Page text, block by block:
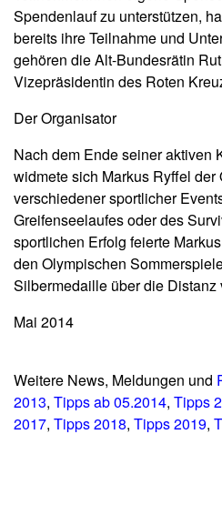
Spendenlauf zu unterstützen,
bereits ihre Teilnahme und
gehören die Alt-Bundesrätin
Vizepräsidentin des Roten
Der Organisator
Nach dem Ende seiner aktiven
widmete sich Markus Ryffel der
verschiedener sportlicher
Greifenseelaufes oder des
sportlichen Erfolg feierte
den Olympischen
Silbermedaille über die Distanz
Mai 2014
Weitere News, Meldungen und
2013, Tipps ab 05.2014, Tipps
2017, Tipps 2018, Tipps 2019,